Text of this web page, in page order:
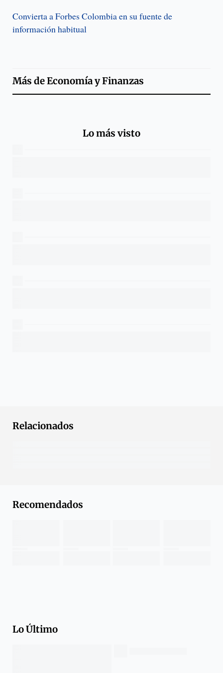
Convierta a Forbes Colombia en su fuente de
información habitual
Más deEconomía y Finanzas
Lo más visto
Relacionados
Recomendados
Lo Último